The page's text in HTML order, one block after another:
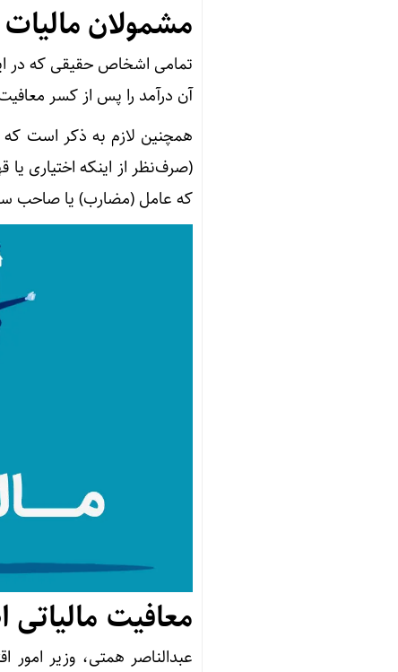
مشمولان
تمامی اشخاص حقیقی که در
آن درآمد را پس از کسر
(صرف‌نظر از اینکه اختیاری
که عامل (مضارب) یا صاحب
معافیت